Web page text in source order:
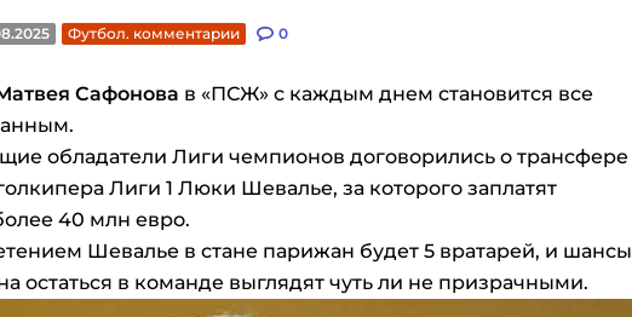
Футбол. комментарии 0
Сафонова в «ПСЖ» с каждым днем становится все
обладатели Лиги чемпионов договорились о трансфере
Лиги 1 Люки Шевалье, за которого заплатят
40 млн евро.
Шевалье в стане парижан будет 5 вратарей, и шансы
остаться в команде выглядят чуть ли не призрачными.